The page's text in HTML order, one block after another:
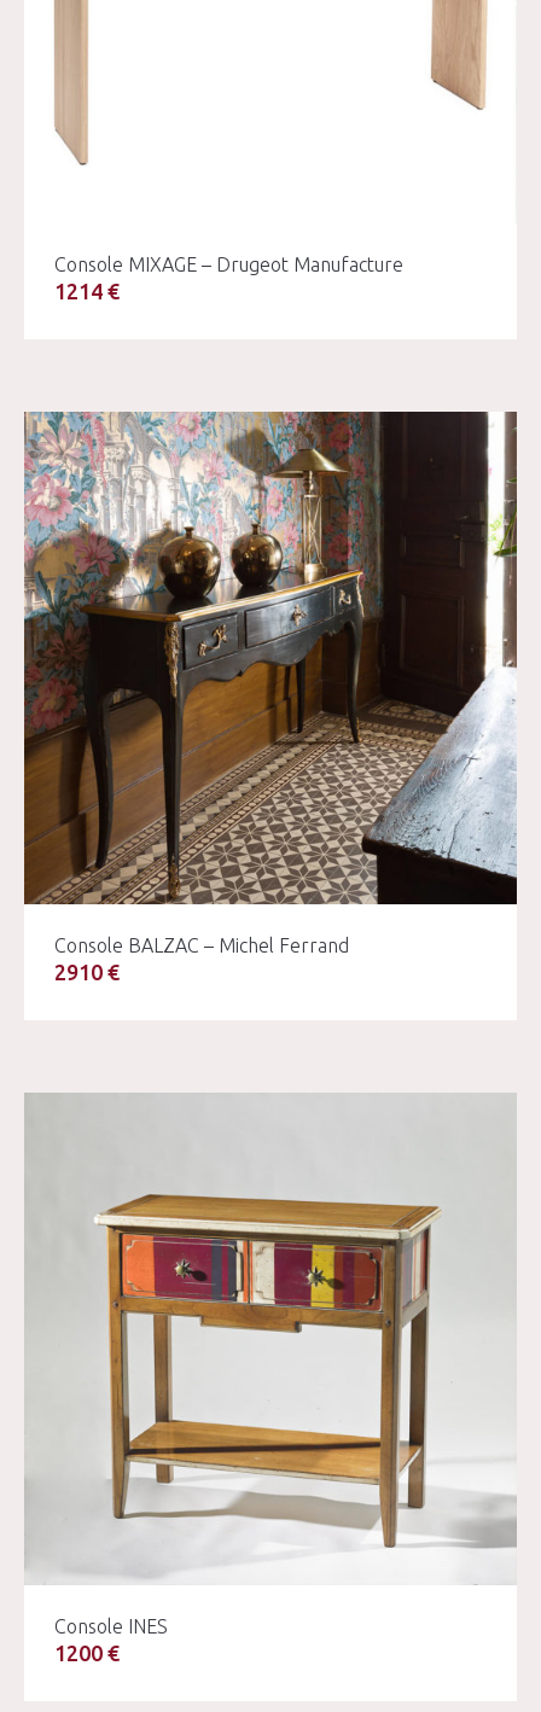
Console MIXAGE – Drugeot Manufacture
1214 €
Console BALZAC – Michel Ferrand
2910 €
Console INES
1200 €